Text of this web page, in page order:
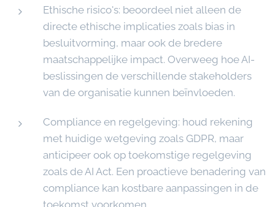
Ethische risico's: beoordeel niet alleen de
directe ethische implicaties zoals bias in
besluitvorming, maar ook de bredere
maatschappelijke impact. Overweeg hoe AI-
beslissingen de verschillende stakeholders
van de organisatie kunnen beïnvloeden.
Compliance en regelgeving: houd rekening
met huidige wetgeving zoals GDPR, maar
anticipeer ook op toekomstige regelgeving
zoals de AI Act. Een proactieve benadering van
compliance kan kostbare aanpassingen in de
toekomst voorkomen.